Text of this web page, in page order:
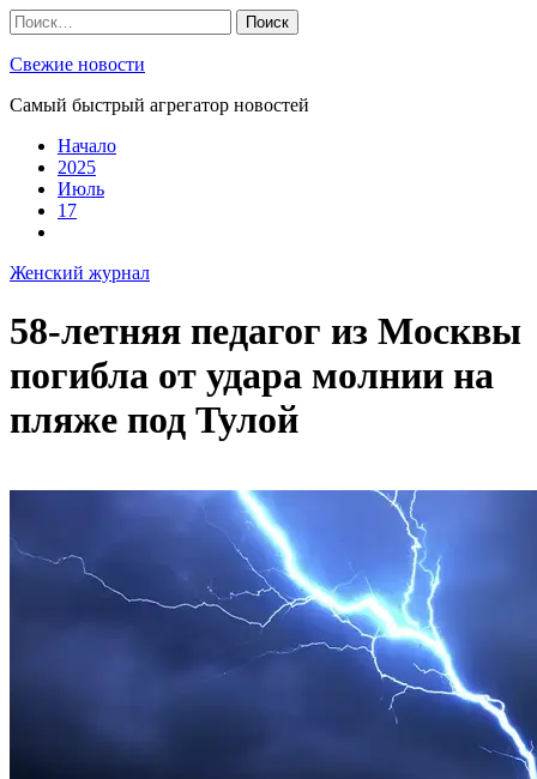
Skip
to
content
Найти:
Свежие новости
Самый быстрый агрегатор новостей
Начало
2025
Июль
17
Женский журнал
58-летняя педагог из Москвы
погибла от удара молнии на
пляже под Тулой